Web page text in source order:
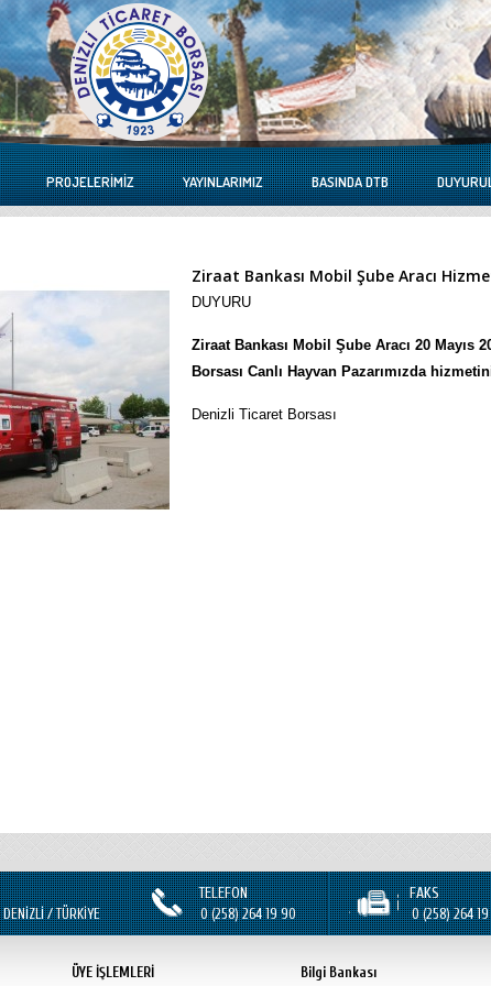
PROJELERIMIZ YAYINLARIMIZ BASINDA DTB
Ziraat Bankası Mobil Şube Aracı
DUYURU
Ziraat Bankası Mobil Şube Aracı 20 Mayıs
Borsası Canlı Hayvan Pazarımızda
Denizli Ticaret Borsası
/ TÜRKİYE
TELEFON
0 (258) 264 19 90
FAKS
0 (258) 264
ÜYE İŞLEMLERİ Bilgi Bankası